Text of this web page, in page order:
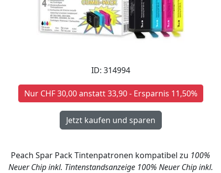
ID: 314994
Nur CHF 30,00 anstatt 33,90 - Ersparnis 11,50%
Peach Spar Pack Tintenpatronen kompatibel zu 100%
Neuer Chip inkl. Tintenstandsanzeige 100% Neuer Chip inkl.